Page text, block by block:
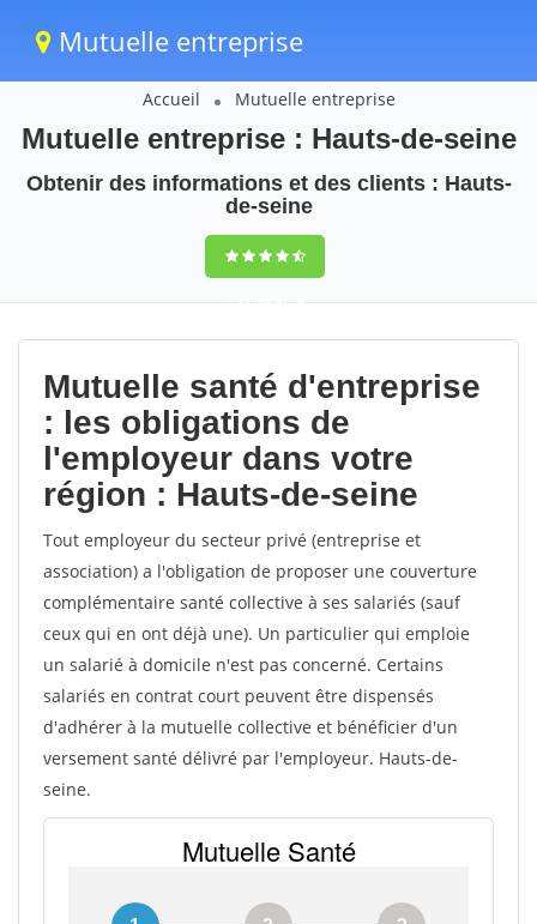
Mutuelle entreprise
Accueil Mutuelle entreprise
Mutuelle entreprise : Hauts-de-seine
Obtenir des informations et des clients : Hauts-
de-seine
9,5(100%)40
votes
Mutuelle santé d'entreprise
: les obligations de
l'employeur dans votre
région : Hauts-de-seine
Tout employeur du secteur privé (entreprise et
association) a l'obligation de proposer une couverture
complémentaire santé collective à ses salariés (sauf
ceux qui en ont déjà une). Un particulier qui emploie
un salarié à domicile n'est pas concerné. Certains
salariés en contrat court peuvent être dispensés
d'adhérer à la mutuelle collective et bénéficier d'un
versement santé délivré par l'employeur. Hauts-de-
seine.